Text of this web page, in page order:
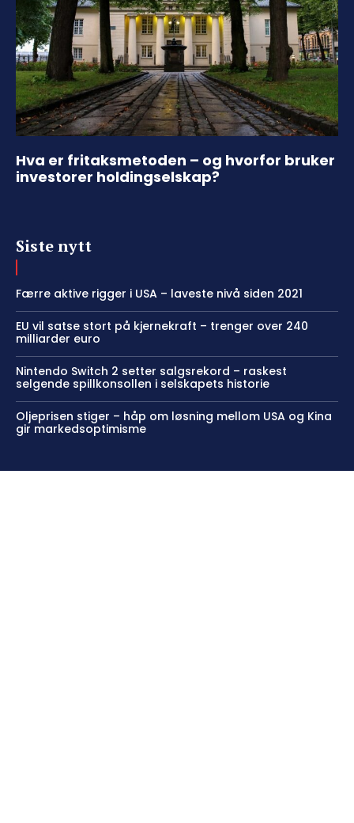
Hva er fritaksmetoden – og hvorfor bruker
investorer holdingselskap?
Siste nytt
Færre aktive rigger i USA – laveste nivå siden 2021
EU vil satse stort på kjernekraft – trenger over 240
milliarder euro
Nintendo Switch 2 setter salgsrekord – raskest
selgende spillkonsollen i selskapets historie
Oljeprisen stiger – håp om løsning mellom USA og Kina
gir markedsoptimisme